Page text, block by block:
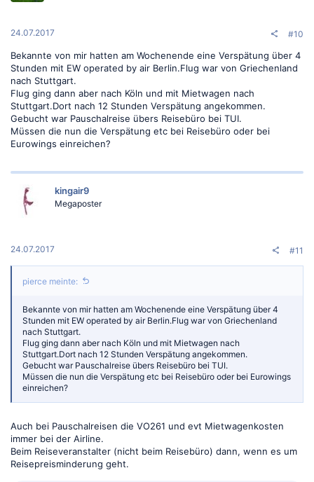
:
24.07.2017 #10
Bekannte von mir hatten am Wochenende eine Verspätung über 4
Stunden mit EW operated by air Berlin.Flug war von Griechenland
nach Stuttgart.
Flug ging dann aber nach Köln und mit Mietwagen nach
Stuttgart.Dort nach 12 Stunden Verspätung angekommen.
Gebucht war Pauschalreise übers Reisebüro bei TUI.
Müssen die nun die Verspätung etc bei Reisebüro oder bei
Eurowings einreichen?
kingair9
Megaposter
24.07.2017 #11
pierce meinte:
Bekannte von mir hatten am Wochenende eine Verspätung über 4
Stunden mit EW operated by air Berlin.Flug war von Griechenland
nach Stuttgart.
Flug ging dann aber nach Köln und mit Mietwagen nach
Stuttgart.Dort nach 12 Stunden Verspätung angekommen.
Gebucht war Pauschalreise übers Reisebüro bei TUI.
Müssen die nun die Verspätung etc bei Reisebüro oder bei Eurowings
einreichen?
Auch bei Pauschalreisen die VO261 und evt Mietwagenkosten
immer bei der Airline.
Beim Reiseveranstalter (nicht beim Reisebüro) dann, wenn es um
Reisepreisminderung geht.